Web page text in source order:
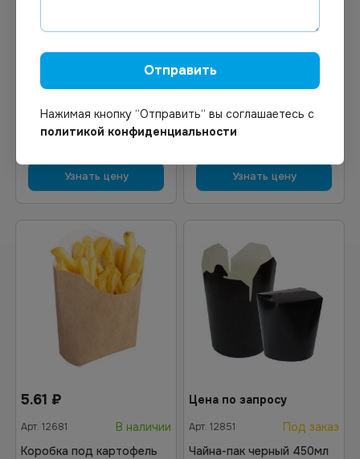
Коробка для гамбургера
140х140х70 крафт *150
Узнать цену
Коробка навынос Оригамо
"Smile", 150х91х70 мм, в
Узнать цену
5.61 ₽
Арт. 12681
В наличии
Коробка под картофель
Цена по запросу
Арт. 12851
Под заказ
Чайна-пак черный 450мл
Отправить
Нажимая кнопку “Отправить“ вы соглашаетесь с
политикой конфиденциальности